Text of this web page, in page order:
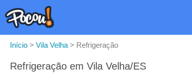
Início > Vila Velha > Refrigeração
Refrigeração em Vila Velha/ES